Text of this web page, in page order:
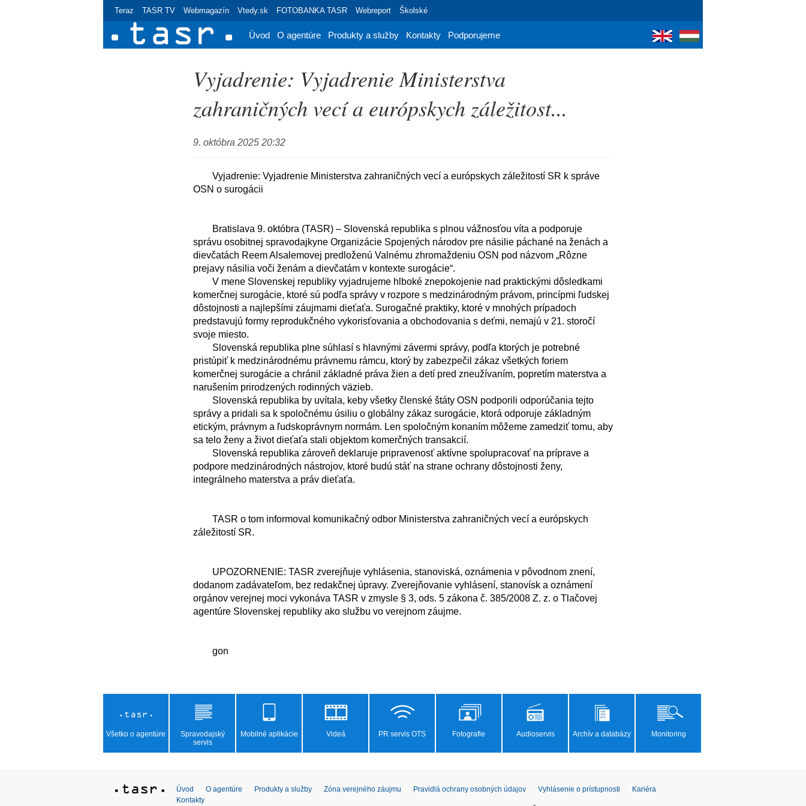
Teraz TASR TV Webmagazín Vtedy.sk FOTOBANKA TASR Webreport Školské
Úvod O agentúre Produkty a služby Kontakty Podporujeme
Vyjadrenie: Vyjadrenie Ministerstva
zahraničných vecí a európskych záležitost...
9. októbra 2025 20:32
OSN o surogácii
správu osobitnej spravodajkyne Organizácie Spojených národov pre násilie páchané na ženách a
dievčatách Reem Alsalemovej predloženú Valnému zhromaždeniu OSN pod názvom „Rôzne
prejavy násilia voči ženám a dievčatám v kontexte surogácie“.
komerčnej surogácie, ktoré sú podľa správy v rozpore s medzinárodným právom, princípmi ľudskej
dôstojnosti a najlepšími záujmami dieťaťa. Surogačné praktiky, ktoré v mnohých prípadoch
predstavujú formy reprodukčného vykorisťovania a obchodovania s deťmi, nemajú v 21. storočí
svoje miesto.
pristúpiť k medzinárodnému právnemu rámcu, ktorý by zabezpečil zákaz všetkých foriem
komerčnej surogácie a chránil základné práva žien a detí pred zneužívaním, popretím materstva a
narušením prirodzených rodinných väzieb.
správy a pridali sa k spoločnému úsiliu o globálny zákaz surogácie, ktorá odporuje základným
etickým, právnym a ľudskoprávnym normám. Len spoločným konaním môžeme zamedziť tomu, aby
sa telo ženy a život dieťaťa stali objektom komerčných transakcií.
podpore medzinárodných nástrojov, ktoré budú stáť na strane ochrany dôstojnosti ženy,
integrálneho materstva a práv dieťaťa.
záležitostí SR.
dodanom zadávateľom, bez redakčnej úpravy. Zverejňovanie vyhlásení, stanovísk a oznámení
orgánov verejnej moci vykonáva TASR v zmysle § 3, ods. 5 zákona č. 385/2008 Z. z. o Tlačovej
agentúre Slovenskej republiky ako službu vo verejnom záujme.
Všetko o agentúre
Spravodajský
servis
Mobilné aplikácie Videá PR servis OTS Fotografie Audioservis Archív a databázy Monitoring
Úvod O agentúre Produkty a služby Zóna verejného záujmu Pravidlá ochrany osobných údajov Vyhlásenie o prístupnosti
Kariéra
Kontakty